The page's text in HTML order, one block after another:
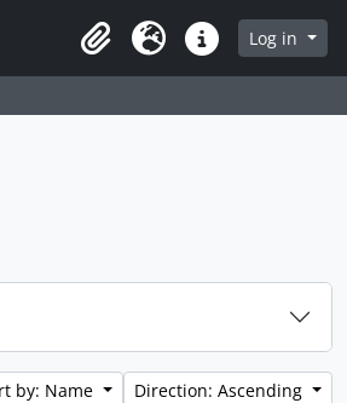
ClipboardLanguageQuick linksLog in
by: Name Direction: Ascending